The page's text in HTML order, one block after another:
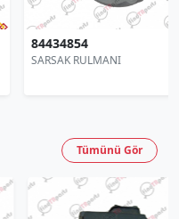
84434854
SARSAK RULMANI
Tümünü Gör